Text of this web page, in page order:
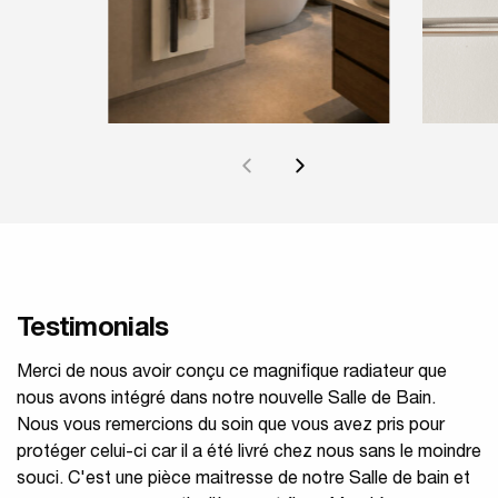
Testimonials
Merci de nous avoir conçu ce magnifique radiateur que
nous avons intégré dans notre nouvelle Salle de Bain.
Nous vous remercions du soin que vous avez pris pour
protéger celui-ci car il a été livré chez nous sans le moindre
souci. C'est une pièce maitresse de notre Salle de bain et